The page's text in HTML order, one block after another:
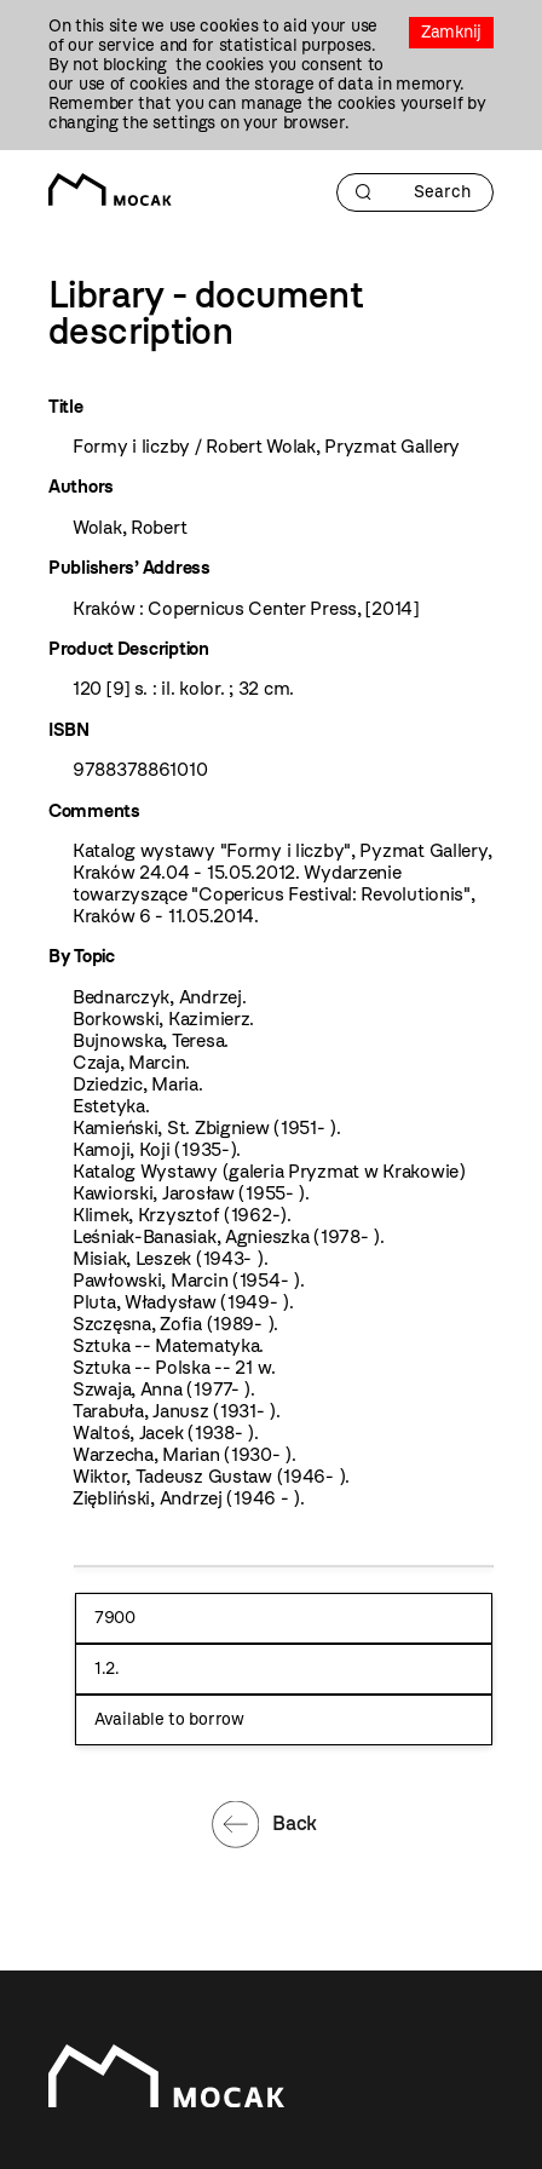
Zamknij
On this site we use cookies to aid your use
of our service and for statistical purposes.
By not blocking the cookies you consent to
our use of cookies and the storage of data in memory.
Remember that you can manage the cookies yourself by
changing the settings on your browser.
Library - document
description
Title
Formy i liczby / Robert Wolak, Pryzmat Gallery
Authors
Wolak, Robert
Publishers’ Address
Kraków : Copernicus Center Press, [2014]
Product Description
120 [9] s. : il. kolor. ; 32 cm.
ISBN
9788378861010
Comments
Katalog wystawy "Formy i liczby", Pyzmat Gallery,
Kraków 24.04 - 15.05.2012. Wydarzenie
towarzyszące "Copericus Festival: Revolutionis",
Kraków 6 - 11.05.2014.
By Topic
Bednarczyk, Andrzej.
Borkowski, Kazimierz.
Bujnowska, Teresa.
Czaja, Marcin.
Dziedzic, Maria.
Estetyka.
Kamieński, St. Zbigniew (1951- ).
Kamoji, Koji (1935-).
Katalog Wystawy (galeria Pryzmat w Krakowie)
Kawiorski, Jarosław (1955- ).
Klimek, Krzysztof (1962-).
Leśniak-Banasiak, Agnieszka (1978- ).
Misiak, Leszek (1943- ).
Pawłowski, Marcin (1954- ).
Pluta, Władysław (1949- ).
Szczęsna, Zofia (1989- ).
Sztuka -- Matematyka.
Sztuka -- Polska -- 21 w.
Szwaja, Anna (1977- ).
Tarabuła, Janusz (1931- ).
Waltoś, Jacek (1938- ).
Warzecha, Marian (1930- ).
Wiktor, Tadeusz Gustaw (1946- ).
Ziębliński, Andrzej (1946 - ).
7900
1.2.
Available to borrow
Back